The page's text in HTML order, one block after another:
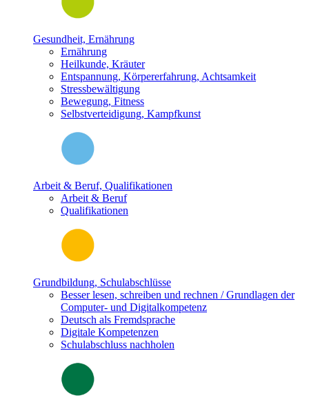
Gesundheit, Ernährung
Ernährung
Heilkunde, Kräuter
Entspannung, Körpererfahrung, Achtsamkeit
Stressbewältigung
Bewegung, Fitness
Selbstverteidigung, Kampfkunst
Arbeit & Beruf, Qualifikationen
Arbeit & Beruf
Qualifikationen
Grundbildung, Schulabschlüsse
Besser lesen, schreiben und rechnen / Grundlagen der
Computer- und Digitalkompetenz
Deutsch als Fremdsprache
Digitale Kompetenzen
Schulabschluss nachholen